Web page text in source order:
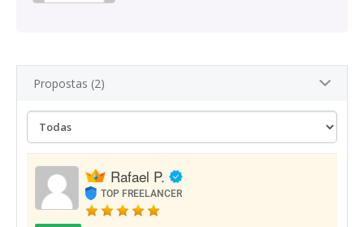
Propostas (2)
Rafael P.
TOP FREELANCER